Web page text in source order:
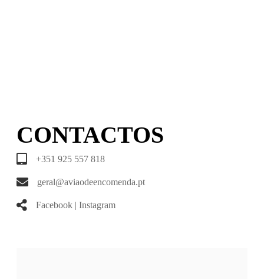
CONTACTOS
+351 925 557 818
geral@aviaodeencomenda.pt
Facebook | Instagram